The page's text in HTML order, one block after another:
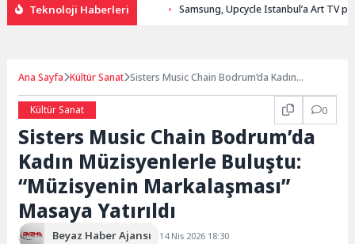
Teknoloji Haberleri Samsung, Upcycle Istanbul’a Art TV
Ana Sayfa Kültür Sanat Sisters Music Chain Bodrum’da Kadın
Kültür Sanat 0
Sisters Music Chain Bodrum’da
Kadın Müzisyenlerle Buluştu:
“Müzisyenin Markalaşması”
Masaya Yatırıldı
Beyaz Haber Ajansı
14 Nis 2026 18:30